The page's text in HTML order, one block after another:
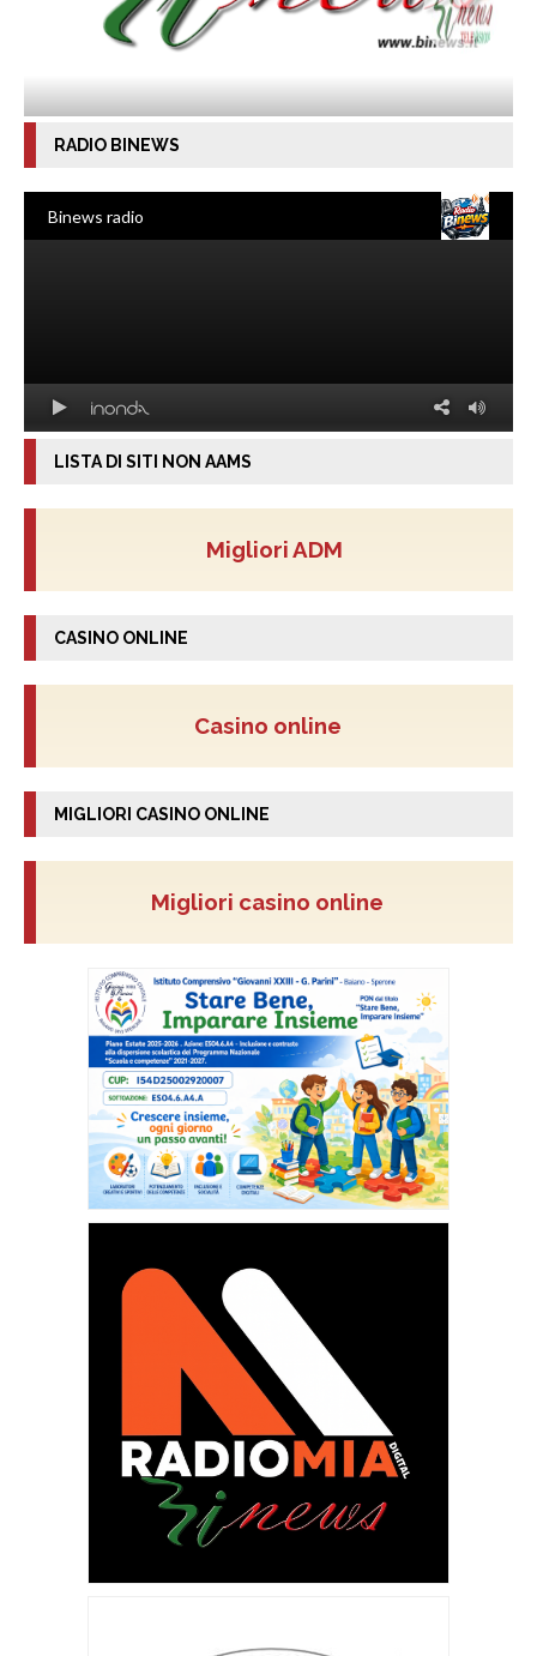
RADIO BINEWS
LISTA DI SITI NON AAMS
Migliori ADM
CASINO ONLINE
Casino online
MIGLIORI CASINO ONLINE
Migliori casino online